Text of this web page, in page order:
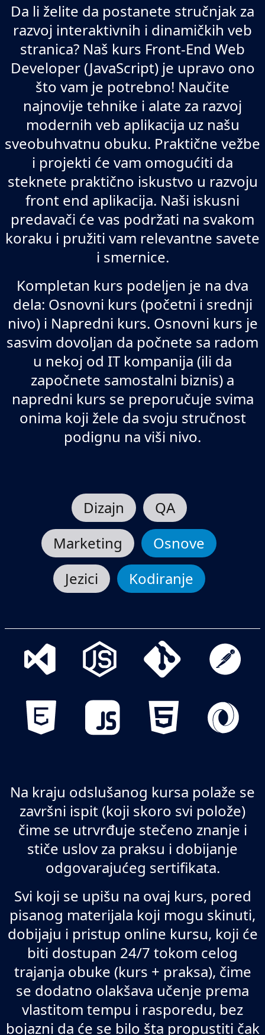
Da li želite da postanete stručnjak za
razvoj interaktivnih i dinamičkih veb
stranica? Naš kurs Front-End Web
Developer (JavaScript) je upravo ono
što vam je potrebno! Naučite
najnovije tehnike i alate za razvoj
modernih veb aplikacija uz našu
sveobuhvatnu obuku. Praktične vežbe
i projekti će vam omogućiti da
steknete praktično iskustvo u razvoju
front end aplikacija. Naši iskusni
predavači će vas podržati na svakom
koraku i pružiti vam relevantne savete
i smernice.
Kompletan kurs podeljen je na dva
dela: Osnovni kurs (početni i srednji
nivo) i Napredni kurs. Osnovni kurs je
sasvim dovoljan da počnete sa radom
u nekoj od IT kompanija (ili da
započnete samostalni biznis) a
napredni kurs se preporučuje svima
onima koji žele da svoju stručnost
podignu na viši nivo.
Dizajn
QA
Marketing
Osnove
Jezici
Kodiranje
Na kraju odslušanog kursa polaže se
završni ispit (koji skoro svi polože)
čime se utrvrđuje stečeno znanje i
stiče uslov za praksu i dobijanje
odgovarajućeg sertifikata.
Svi koji se upišu na ovaj kurs, pored
pisanog materijala koji mogu skinuti,
dobijaju i pristup online kursu, koji će
biti dostupan 24/7 tokom celog
trajanja obuke (kurs + praksa), čime
se dodatno olakšava učenje prema
vlastitom tempu i rasporedu, bez
bojazni da će se bilo šta propustiti čak